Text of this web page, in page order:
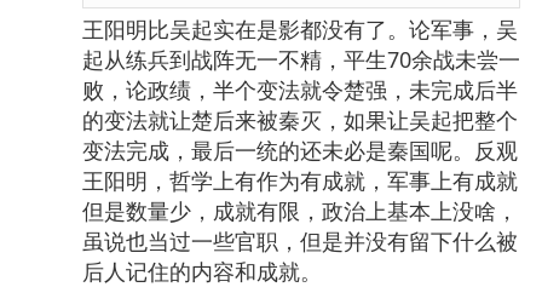
王阳明比吴起实在是影都没有了。论军事，吴
起从练兵到战阵无一不精，平生70余战未尝一
败，论政绩，半个变法就令楚强，未完成后半
的变法就让楚后来被秦灭，如果让吴起把整个
变法完成，最后一统的还未必是秦国呢。反观
王阳明，哲学上有作为有成就，军事上有成就
但是数量少，成就有限，政治上基本上没啥，
虽说也当过一些官职，但是并没有留下什么被
后人记住的内容和成就。